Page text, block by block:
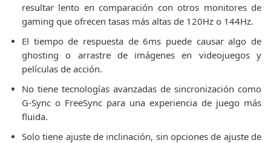
resultar lento en comparación con otros monitores de
gaming que ofrecen tasas más altas de 120Hz o 144Hz.
El tiempo de respuesta de 6ms puede causar algo de
ghosting o arrastre de imágenes en videojuegos y
películas de acción.
No tiene tecnologías avanzadas de sincronización como
G-Sync o FreeSync para una experiencia de juego más
fluida.
Solo tiene ajuste de inclinación, sin opciones de ajuste de